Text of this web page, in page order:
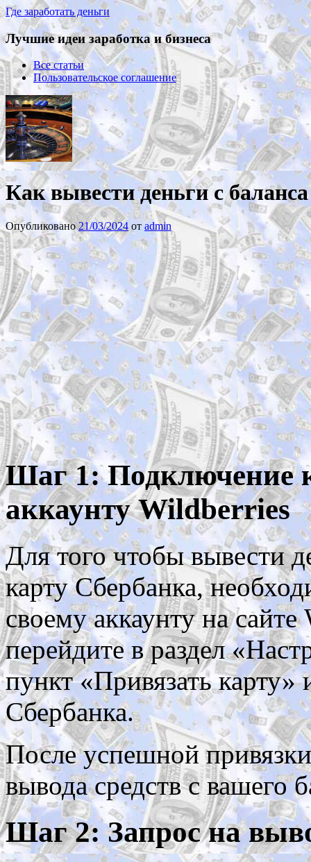
Где заработать деньги
Лучшие идеи заработка и бизнеса
Все статьи
Пользовательское соглашение
Как вывести деньги с
Опубликовано 21/03/2024 от admin
Шаг 1: Подключение
аккаунту Wildberries
Для того чтобы вывести
карту Сбербанка,
своему аккаунту на
перейдите в раздел
пункт «Привязать
Сбербанка.
После успешной
вывода средств с вашего
Шаг 2: Запрос на